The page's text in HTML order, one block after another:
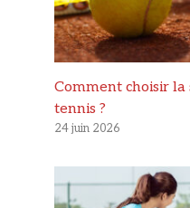
Comment choisir la
tennis ?
24 juin 2026